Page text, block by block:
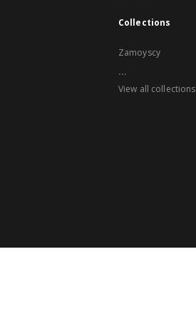
Collections
Zamoyscy
...
View all collections